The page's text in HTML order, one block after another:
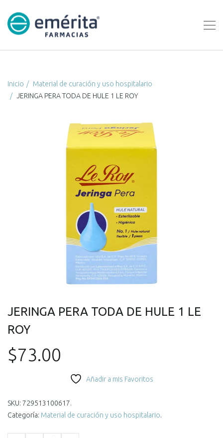
Inicio
Material de curación y uso hospitalario
JERINGA PERA TODA DE HULE 1 LE ROY
JERINGA PERA TODA DE HULE 1 LE
ROY
$73.00
Añadir a mis Favoritos
SKU: 729513100617.
Categoría: Material de curación y uso hospitalario.